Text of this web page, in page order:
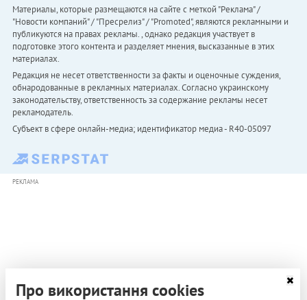
Материалы, которые размещаются на сайте с меткой "Реклама" /
"Новости компаний" / "Пресрелиз" / "Promoted", являются рекламными и
публикуются на правах рекламы. , однако редакция участвует в
подготовке этого контента и разделяет мнения, высказанные в этих
материалах.
Редакция не несет ответственности за факты и оценочные суждения,
обнародованные в рекламных материалах. Согласно украинскому
законодательству, ответственность за содержание рекламы несет
рекламодатель.
Субъект в сфере онлайн-медиа; идентификатор медиа - R40-05097
РЕКЛАМА
Про використання cookies